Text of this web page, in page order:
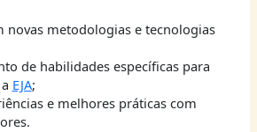
novas metodologias e tecnologias
de habilidades específicas para
EJA;
e melhores práticas com